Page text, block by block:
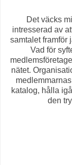
Det väcks
intresserad av
samtalet framför
Vad för
nätet.
katalog, hålla
den